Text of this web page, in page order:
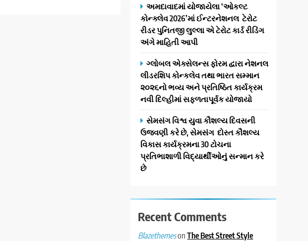
અમદાવાદમાં યોજાયેલા ‘ઓકલ્ટ
કોન્ક્લેવ 2026’માં ઈન્ટરનેશનલ ટેરોટ
રીડર પુનિતજી લુલ્લા એ ટેરોટ કાર્ડ રીડિંગ
અંગે માહિતી આપી
ગ્લોબલ એક્સેલન્સ ફોરમ દ્વારા નેશનલ
લીડરશિપ કોન્કલેવ તથા ભારત સમ્માન
૨૦૨૬નો ભવ્ય અને પ્રતિષ્ઠિત કાર્યક્રમ
નવી દિલ્હીમાં સફળતાપૂર્વક યોજાયો
સેમસંગ વિશ્વ યુવા કૌશલ્ય દિવસની
ઉજવણી કરે છે, સેમસંગ દોસ્ત કૌશલ્ય
વિકાસ કાર્યક્રમના 30 ટોચના
પ્રતિભાશાળી વિદ્યાર્થીઓનું સન્માન કરે
છે
Recent Comments
BlazethemesonThe Best Street Style